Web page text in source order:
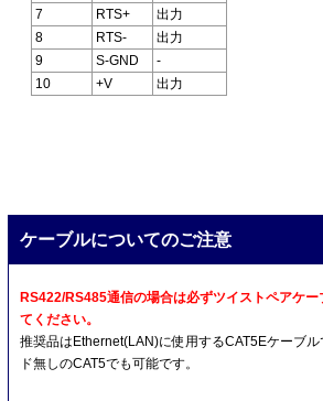
7
RTS+
出力
8
RTS-
出力
9
S-GND
-
10
+V 出力
ケーブルについてのご注意
RS422/RS485通信の場合は必ずツイストペアケ
てください。
推奨品はEthernet(LAN)に使用するCAT5Eケーブ
ド無しのCAT5でも可能です。